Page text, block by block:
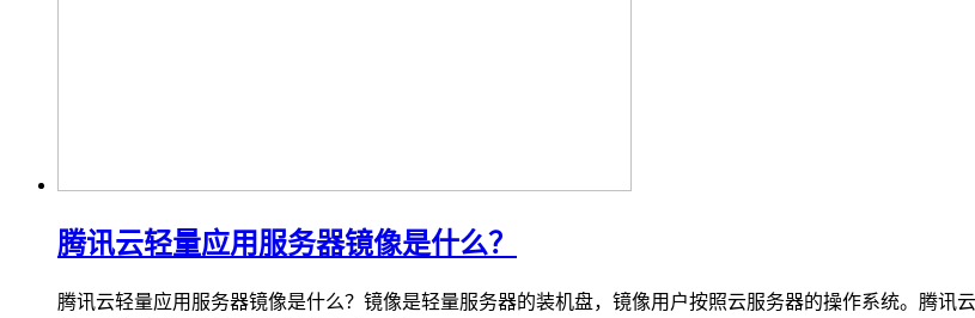
腾讯云轻量应用服务器镜像是什么？
腾讯云轻量应用服务器镜像是什么？镜像是轻量服务器的装机盘，镜像用户按照云服务器的操作系统。腾讯